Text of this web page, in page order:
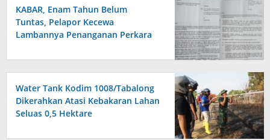
KABAR, Enam Tahun Belum
Tuntas, Pelapor Kecewa
Lambannya Penanganan Perkara
Water Tank Kodim 1008/Tabalong
Dikerahkan Atasi Kebakaran Lahan
Seluas 0,5 Hektare